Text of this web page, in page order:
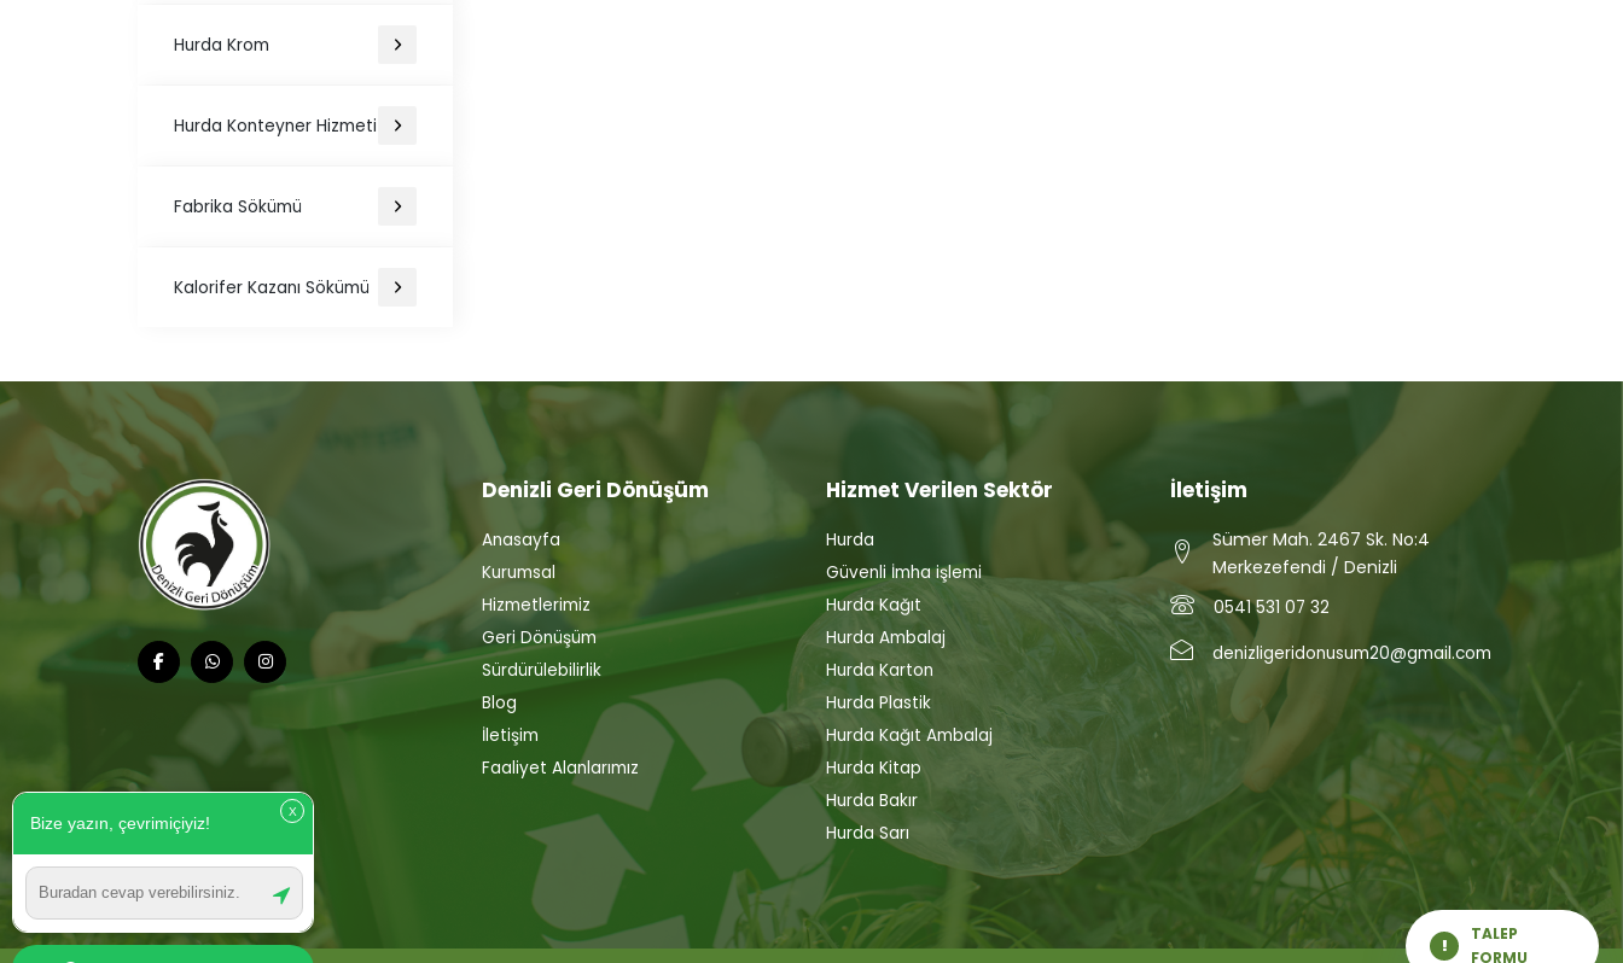
TALEP
FORMU
Hurda Krom
Hurda Konteyner Hizmeti
Fabrika Sökümü
Kalorifer Kazanı Sökümü
Denizli Geri Dönüşüm
Anasayfa
Kurumsal
Hizmetlerimiz
Geri Dönüşüm
Sürdürülebilirlik
Blog
İletişim
Faaliyet Alanlarımız
Hizmet Verilen Sektör
Hurda
Güvenli İmha işlemi
Hurda Kağıt
Hurda Ambalaj
Hurda Karton
Hurda Plastik
Hurda Kağıt Ambalaj
Hurda Kitap
Hurda Bakır
Hurda Sarı
İletişim
Sümer Mah. 2467 Sk. No:4
Merkezefendi / Denizli
0541 531 07 32
denizligeridonusum20@gmail.com
X
Bize yazın, çevrimiçiyiz!